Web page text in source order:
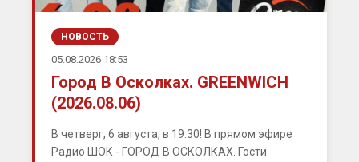
НОВОСТЬ
05.08.2026 18:53
Город В Осколках. GREENWICH
(2026.08.06)
В четверг, 6 августа, в 19:30! В прямом эфире
Радио ШОК - ГОРОД В ОСКОЛКАХ. Гости